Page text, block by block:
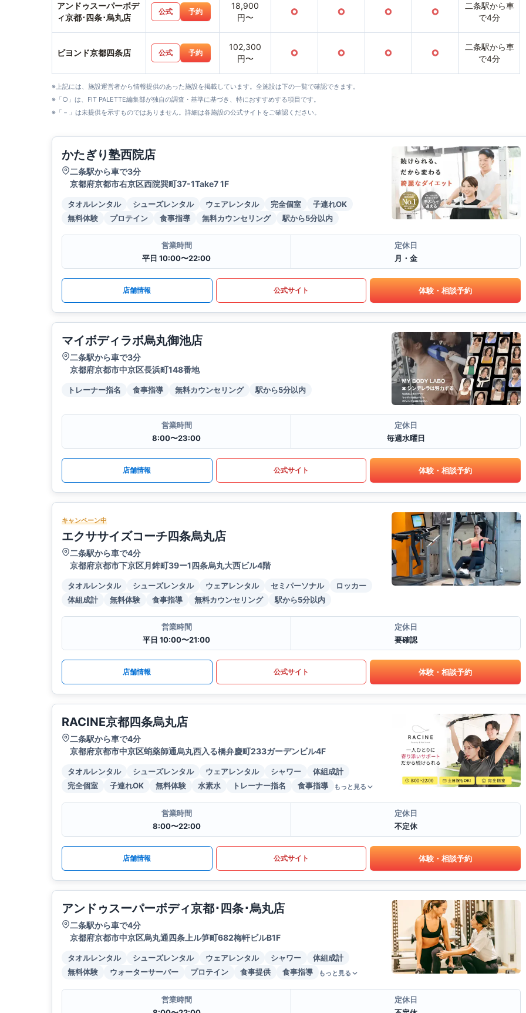
アンドゥスーパーボデ
ィ京都･四条･烏丸店
公式 予約
18,900
円〜
○ ○ ○ ○
二条駅から車
で4分
ビヨンド京都四条店 公式 予約
102,300
円〜
○ ○ ○ ○
二条駅から車
で4分
※上記には、施設運営者から情報提供のあった施設を掲載しています。全施設は下の一覧で確認できます。
※「○」は、FIT PALETTE編集部が独自の調査・基準に基づき、特におすすめする項目です。
※「－」は未提供を示すものではありません。詳細は各施設の公式サイトをご確認ください。
かたぎり塾西院店
二条駅から車で3分
京都府京都市右京区西院巽町37-1Take7 1F
タオルレンタル シューズレンタル ウェアレンタル 完全個室
子連れOK
無料体験
プロテイン 食事指導 無料カウンセリング 駅から5分以内
営業時間
平日 10:00〜22:00
定休日
月・金
店舗情報 公式サイト 体験・相談予約
マイボディラボ烏丸御池店
二条駅から車で3分
京都府京都市中京区長浜町148番地
トレーナー指名 食事指導 無料カウンセリング 駅から5分以内
営業時間
8:00〜23:00
定休日
毎週水曜日
店舗情報 公式サイト 体験・相談予約
キャンペーン中
エクササイズコーチ四条烏丸店
二条駅から車で4分
京都府京都市下京区月鉾町39ー1四条烏丸大西ビル4階
タオルレンタル シューズレンタル ウェアレンタル セミパーソナル
ロッカー
体組成計
無料体験 食事指導 無料カウンセリング 駅から5分以内
営業時間
平日 10:00〜21:00
定休日
要確認
店舗情報 公式サイト 体験・相談予約
RACINE京都四条烏丸店
二条駅から車で4分
京都府京都市中京区蛸薬師通烏丸西入る橋弁慶町233ガーデンビル4F
タオルレンタル シューズレンタル ウェアレンタル シャワー
体組成計
完全個室
子連れOK 無料体験 水素水 トレーナー指名 食事指導 もっと見る
営業時間
8:00〜22:00
定休日
不定休
店舗情報 公式サイト 体験・相談予約
アンドゥスーパーボディ京都･四条･烏丸店
二条駅から車で4分
京都府京都市中京区烏丸通四条上ル笋町682梅軒ビルB1F
タオルレンタル シューズレンタル ウェアレンタル シャワー
体組成計
無料体験
ウォーターサーバー プロテイン 食事提供 食事指導 もっと見る
営業時間
定休日